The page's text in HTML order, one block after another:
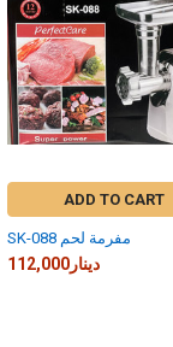
ADD TO CART
SK-088 مفرمة لحم
112,000دينار